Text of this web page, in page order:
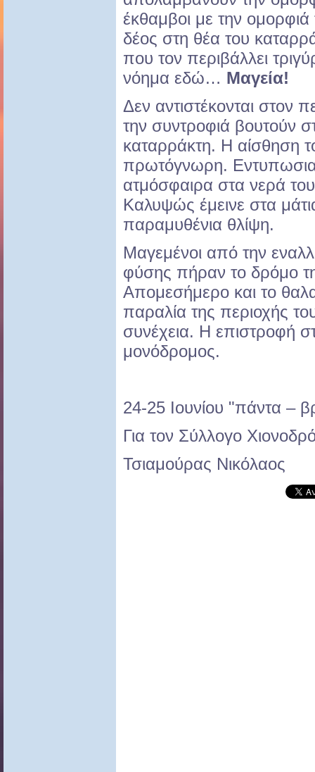
έκθαμβοι με την ομορφιά
δέος στη θέα του
που τον περιβάλλει
νόημα εδώ… Μαγεία!
Δεν αντιστέκονται στον
την συντροφιά βουτούν
καταρράκτη. Η αίσθηση
πρωτόγνωρη.
ατμόσφαιρα στα νερά
Καλυψώς έμεινε στα
παραμυθένια θλίψη.
Μαγεμένοι από την
φύσης πήραν το δρόμο
Απομεσήμερο και το
παραλία της περιοχής
συνέχεια. Η επιστροφή
μονόδρομος.
24-25 Ιουνίου "πάντα –
Για τον Σύλλογο
Τσιαμούρας Νικόλαος